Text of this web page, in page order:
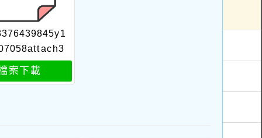
案下載